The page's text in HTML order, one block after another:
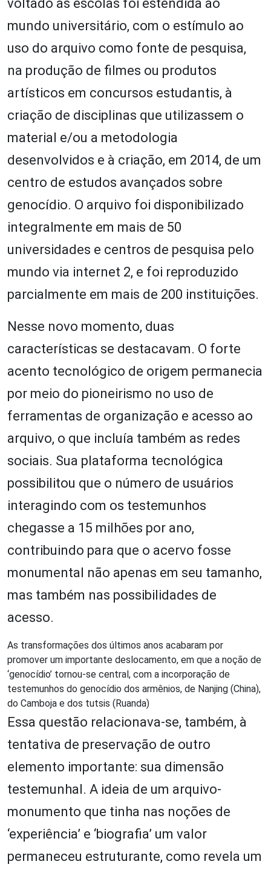
voltado às escolas foi estendida ao
mundo universitário, com o estímulo ao
uso do arquivo como fonte de pesquisa,
na produção de filmes ou produtos
artísticos em concursos estudantis, à
criação de disciplinas que utilizassem o
material e/ou a metodologia
desenvolvidos e à criação, em 2014, de um
centro de estudos avançados sobre
genocídio. O arquivo foi disponibilizado
integralmente em mais de 50
universidades e centros de pesquisa pelo
mundo via internet 2, e foi reproduzido
parcialmente em mais de 200 instituições.
Nesse novo momento, duas
características se destacavam. O forte
acento tecnológico de origem permanecia
por meio do pioneirismo no uso de
ferramentas de organização e acesso ao
arquivo, o que incluía também as redes
sociais. Sua plataforma tecnológica
possibilitou que o número de usuários
interagindo com os testemunhos
chegasse a 15 milhões por ano,
contribuindo para que o acervo fosse
monumental não apenas em seu tamanho,
mas também nas possibilidades de
acesso.
As transformações dos últimos anos acabaram por
promover um importante deslocamento, em que a noção de
‘genocídio’ tornou-se central, com a incorporação de
testemunhos do genocídio dos armênios, de Nanjing (China),
do Camboja e dos tutsis (Ruanda)
Essa questão relacionava-se, também, à
tentativa de preservação de outro
elemento importante: sua dimensão
testemunhal. A ideia de um arquivo-
monumento que tinha nas noções de
‘experiência’ e ‘biografia’ um valor
permaneceu estruturante, como revela um